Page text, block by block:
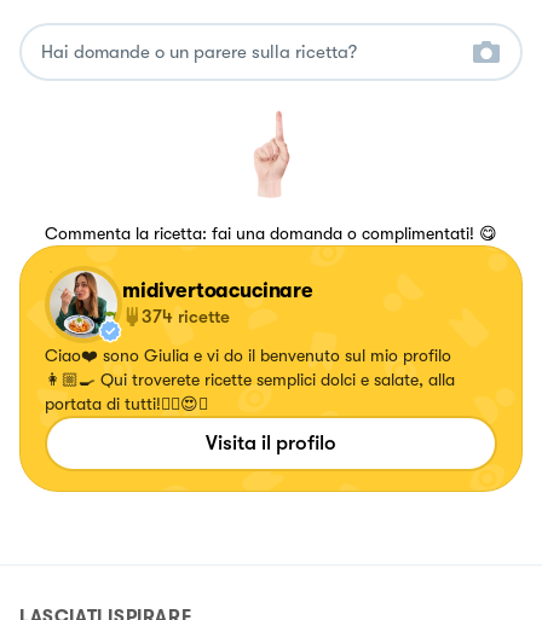
Commenta la ricetta: fai una domanda o complimentati! 😋
midivertoacucinare
374 ricette
Ciao❤️ sono Giulia e vi do il benvenuto sul mio profilo
👩🏼‍🍳 Qui troverete ricette semplici dolci e salate, alla
portata di tutti!✌🏼😍🍝
Visita il profilo